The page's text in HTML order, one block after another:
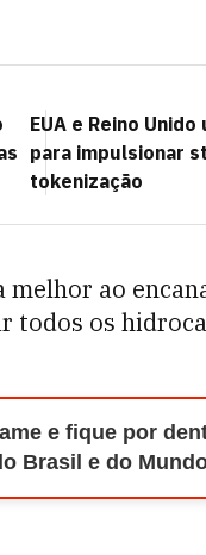
EUA e Reino
para impulsionar
tokenização
melhor ao
todos os
e fique por
Brasil e do